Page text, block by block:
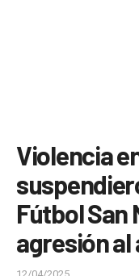
Violencia
Fútbol San
agresión al